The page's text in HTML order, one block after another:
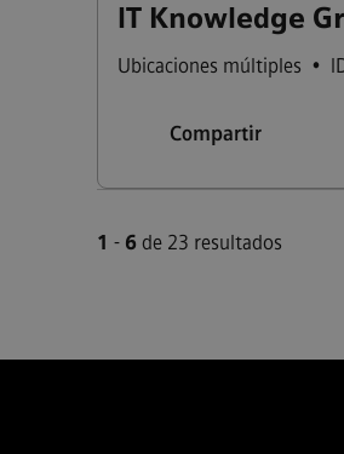
IT Knowledge
Ubicaciones múltiples •
Compartir
1 - 6 de 23 resultados